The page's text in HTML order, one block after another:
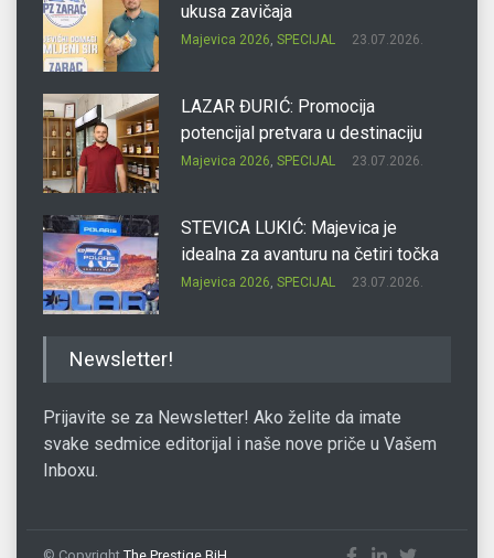
ukusa zavičaja
Majevica 2026, SPECIJAL 23.07.2026.
LAZAR ĐURIĆ: Promocija
potencijal pretvara u destinaciju
Majevica 2026, SPECIJAL 23.07.2026.
STEVICA LUKIĆ: Majevica je
idealna za avanturu na četiri točka
Majevica 2026, SPECIJAL 23.07.2026.
Newsletter!
Prijavite se za Newsletter! Ako želite da imate
svake sedmice editorijal i naše nove priče u Vašem
Inboxu.